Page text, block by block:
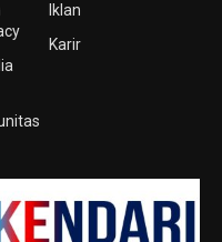
Iklan
Karir